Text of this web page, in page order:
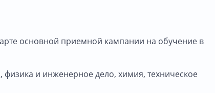
основной приемной кампании на обучение в
и инженерное дело, химия, техническое